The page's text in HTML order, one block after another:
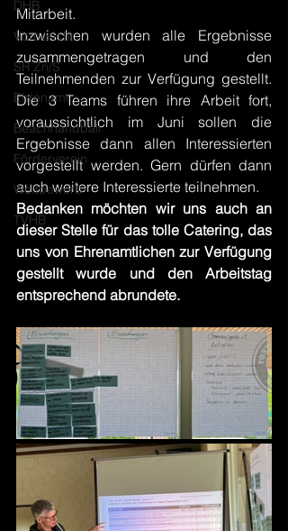
DHB
Vorbericht
SR Zn/S
Ehrenamt
Beachhandball
Förderverein
Wettbewerb
TVHB
Mitarbeit.
Inzwischen wurden alle Ergebnisse
zusammengetragen und den
Teilnehmenden zur Verfügung gestellt.
Die 3 Teams führen ihre Arbeit fort,
voraussichtlich im Juni sollen die
Ergebnisse dann allen Interessierten
vorgestellt werden. Gern dürfen dann
auch weitere Interessierte teilnehmen.
Bedanken möchten wir uns auch an
dieser Stelle für das tolle Catering, das
uns von Ehrenamtlichen zur Verfügung
gestellt wurde und den Arbeitstag
entsprechend abrundete.